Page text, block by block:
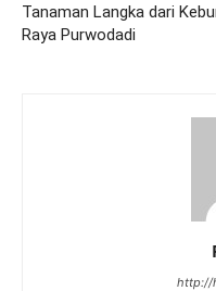
Tanaman Langka dari
Raya Purwodadi
http://